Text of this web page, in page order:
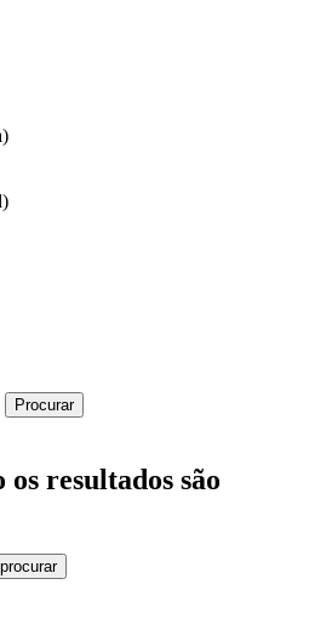
resultados são